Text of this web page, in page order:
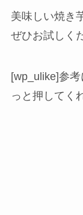
美味しい焼き
ぜひお試しく
[wp_ulike]参
っと押してく